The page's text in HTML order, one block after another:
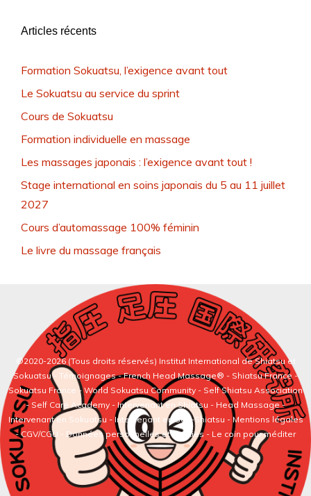
Articles récents
Formation Sokuatsu, l’exigence avant tout
Le Sokuatsu au service du sprint
Cours de Sokuatsu
Formation individuelle en massage
Les massages japonais : l’exigence avant tout !
Stage international en soins japonais du 5 au 11 juillet
2027
Cours d’automassage 100% féminin
Le livre du massage français
©2020-2026 (Tous droits réservés) Institut International de Shiatsu et
Sokuatsu- Témoignages-French Head Massage® - Shiatsu France -
Sokuatsu France -World Sokuatsu Community - Self Shiatsu Association
- Self Care Academy - Intervenant en Shiatsu - Head Massage-
Intervenant en Sokuatsu - Intervenant en Self-Shiatsu - Mentions légales
- CGV/CGU - Données personnelles et cookies - Le coin pour méditer